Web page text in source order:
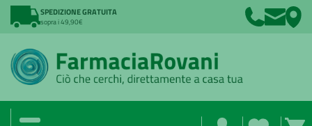
SPEDIZIONE GRATUITA
sopra i 49,90€